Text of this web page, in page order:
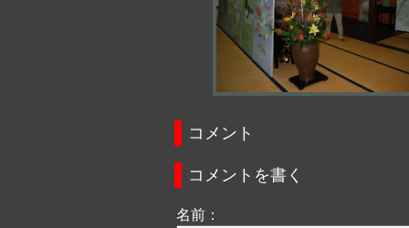
コメント
コメントを書く
名前：